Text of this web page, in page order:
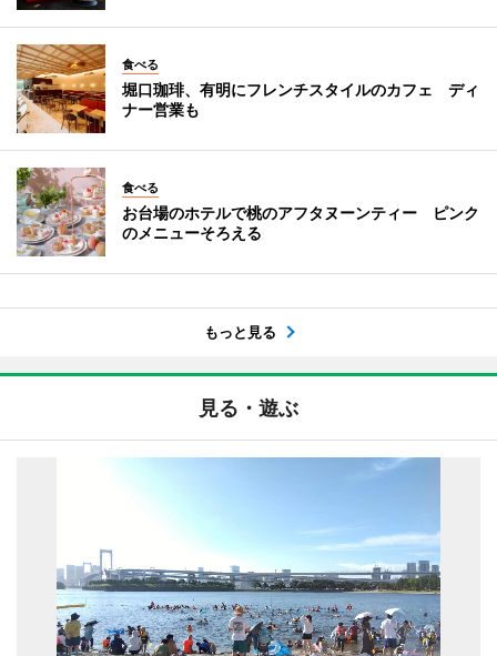
食べる
堀口珈琲、有明にフレンチスタイルのカフェ ディ
ナー営業も
食べる
お台場のホテルで桃のアフタヌーンティー ピンク
のメニューそろえる
もっと見る
見る・遊ぶ